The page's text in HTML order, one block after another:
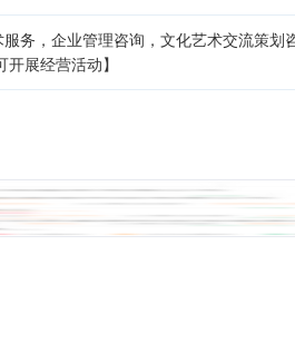
务，企业管理咨询，文化艺术交流策
展经营活动】